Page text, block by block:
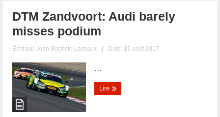
DTM Zandvoort: Audi barely
misses podium
Écrit parJean-Baptiste Lassaux | Date: 19 août 2017
...
Lire